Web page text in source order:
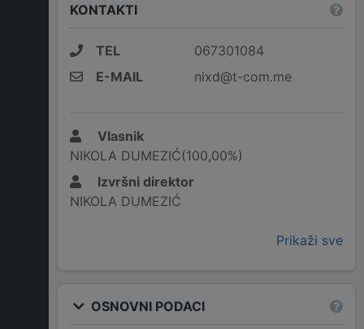
KONTAKTI
TEL
067301084
E-MAIL
nixd@t-com.me
Vlasnik
NIKOLA DUMEZIĆ(100,00%)
Izvršni direktor
NIKOLA DUMEZIĆ
Prikaži sve
OSNOVNI PODACI